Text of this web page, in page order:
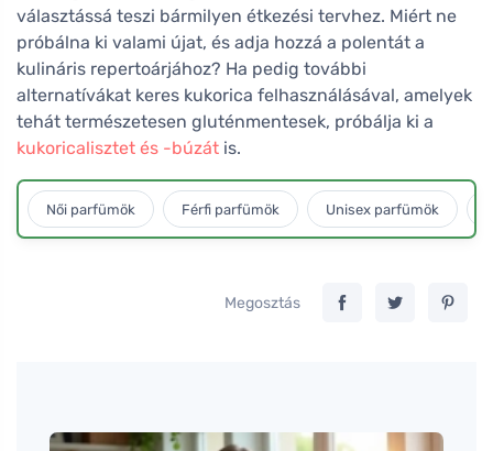
választássá teszi bármilyen étkezési tervhez. Miért ne
próbálna ki valami újat, és adja hozzá a polentát a
kulináris repertoárjához? Ha pedig további
alternatívákat keres kukorica felhasználásával, amelyek
tehát természetesen gluténmentesek, próbálja ki a
kukoricalisztet és -búzát is.
Női parfümök Férfi parfümök Unisex parfümök
Megosztás